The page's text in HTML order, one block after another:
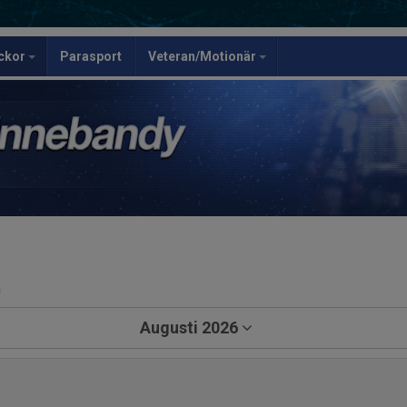
Parasport Veteran/Motionär
Augusti 2026